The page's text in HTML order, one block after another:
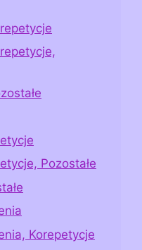
Pozostałe
Korepetycje